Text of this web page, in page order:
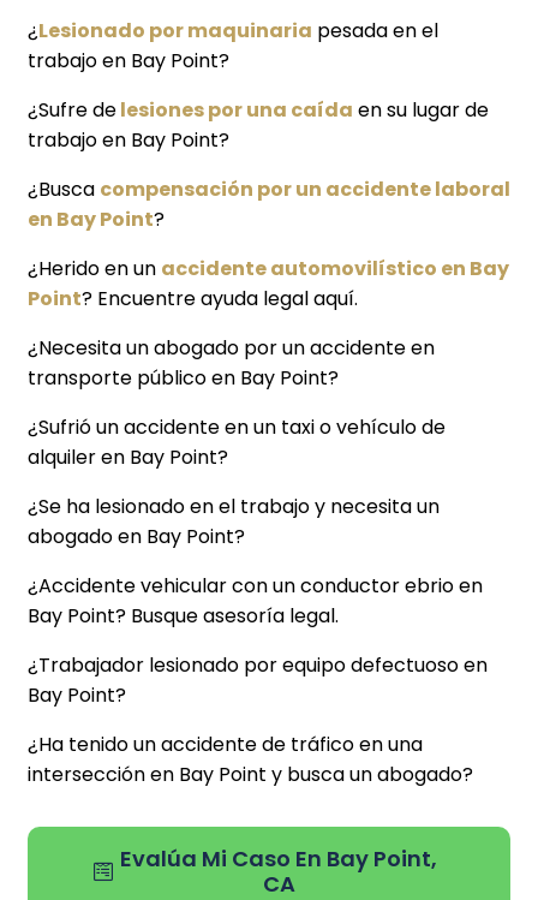
¿Lesionado por maquinaria pesada en el
trabajo en Bay Point?
¿Sufre delesiones por una caída en su lugar de
trabajo en Bay Point?
¿Busca compensación por un accidente laboral
en Bay Point?
¿Herido en un accidente automovilístico en Bay
Point? Encuentre ayuda legal aquí.
¿Necesita un abogado por un accidente en
transporte público en Bay Point?
¿Sufrió un accidente en un taxi o vehículo de
alquiler en Bay Point?
¿Se ha lesionado en el trabajo y necesita un
abogado en Bay Point?
¿Accidente vehicular con un conductor ebrio en
Bay Point? Busque asesoría legal.
¿Trabajador lesionado por equipo defectuoso en
Bay Point?
¿Ha tenido un accidente de tráfico en una
intersección en Bay Point y busca un abogado?
Evalúa Mi Caso En Bay Point,
CA